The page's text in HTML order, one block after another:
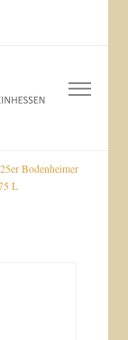
Bodenheimer
L